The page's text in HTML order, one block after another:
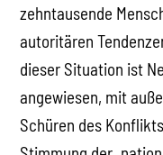
zehntausende
autoritären
dieser Situation ist
angewiesen, mit
Schüren des